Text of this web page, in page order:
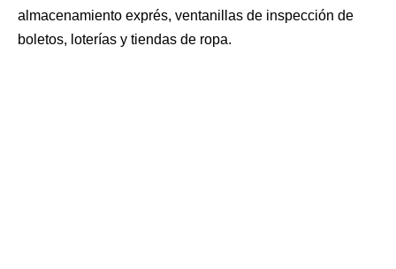
almacenamiento exprés, ventanillas de inspección de
boletos, loterías y tiendas de ropa.